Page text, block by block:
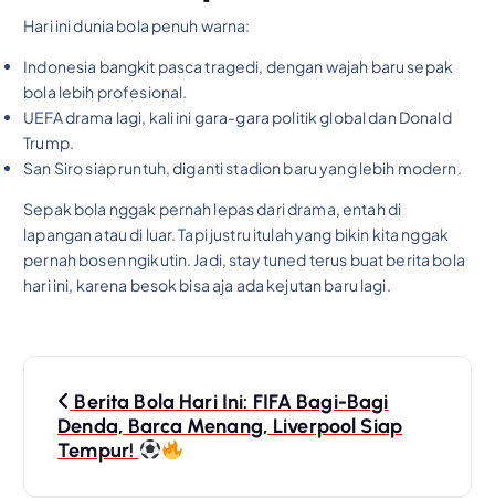
Hari ini dunia bola penuh warna:
Indonesia bangkit pasca tragedi, dengan wajah baru sepak
bola lebih profesional.
UEFA drama lagi, kali ini gara-gara politik global dan Donald
Trump.
San Siro siap runtuh, diganti stadion baru yang lebih modern.
Sepak bola nggak pernah lepas dari drama, entah di
lapangan atau di luar. Tapi justru itulah yang bikin kita nggak
pernah bosen ngikutin. Jadi, stay tuned terus buat berita bola
hari ini, karena besok bisa aja ada kejutan baru lagi.
Berita Bola Hari Ini: FIFA Bagi-Bagi
Denda, Barca Menang, Liverpool Siap
Tempur!